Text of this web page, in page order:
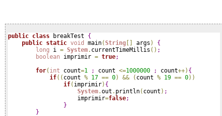
public class breakTest {
public static void main(String [ ] args )
{
long i = System. currentTimeMillis ( ) ;
boolean imprimir = true;
for( int count=1 ; count <=1000000 ; count++) {
if( ( count % 17 == 0) && ( count % 19 == 0) )
if( imprimir) {
System.out . println( count ) ;
                    imprimir
=false;
}
}